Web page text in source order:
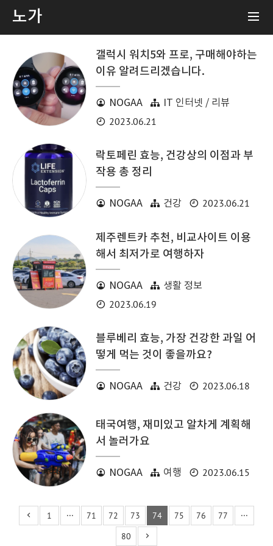
노가
갤럭시 워치5와 프로, 구매해야하는
이유 알려드리겠습니다.
NOGAA IT 인터넷 / 리뷰
2023.06.21
락토페린 효능, 건강상의 이점과 부
작용 총 정리
NOGAA 건강 2023.06.21
제주렌트카 추천, 비교사이트 이용
해서 최저가로 여행하자
NOGAA 생활 정보
2023.06.19
블루베리 효능, 가장 건강한 과일 어
떻게 먹는 것이 좋을까요?
NOGAA 건강 2023.06.18
태국여행, 재미있고 알차게 계획해
서 놀러가요
NOGAA 여행 2023.06.15
1 ··· 71 72 73 74 75 76 77
···
80